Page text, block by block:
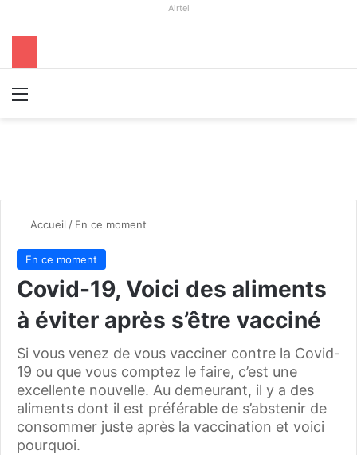
Airtel
Accueil / En ce moment
En ce moment
Covid-19, Voici des aliments
à éviter après s’être vacciné
Si vous venez de vous vacciner contre la Covid-
19 ou que vous comptez le faire, c’est une
excellente nouvelle. Au demeurant, il y a des
aliments dont il est préférable de s’abstenir de
consommer juste après la vaccination et voici
pourquoi.